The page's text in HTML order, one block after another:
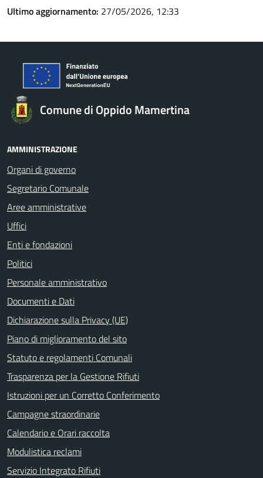
Ultimo aggiornamento: 27/05/2026, 12:33
Comune di Oppido Mamertina
AMMINISTRAZIONE
Organi di governo
Segretario Comunale
Aree amministrative
Uffici
Enti e fondazioni
Politici
Personale amministrativo
Documenti e Dati
Dichiarazione sulla Privacy (UE)
Piano di miglioramento del sito
Statuto e regolamenti Comunali
Trasparenza per la Gestione Rifiuti
Istruzioni per un Corretto Conferimento
Campagne straordinarie
Calendario e Orari raccolta
Modulistica reclami
Servizio Integrato Rifiuti